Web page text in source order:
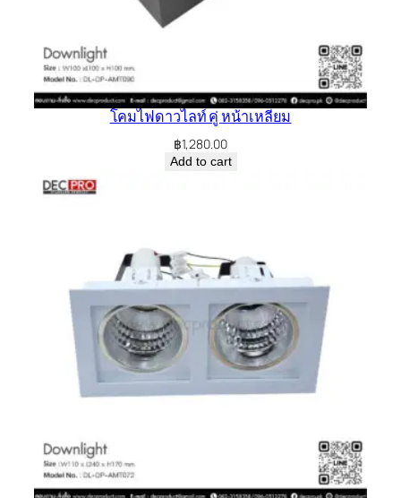
โคมไฟดาวไลท์ คู่ หน้าเหลี่ยม
฿1,280.00
Add to cart